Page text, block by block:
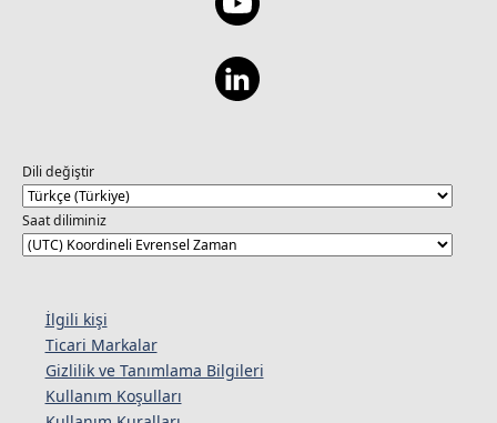
Dili değiştir
Saat diliminiz
İlgili kişi
Ticari Markalar
Gizlilik ve Tanımlama Bilgileri
Kullanım Koşulları